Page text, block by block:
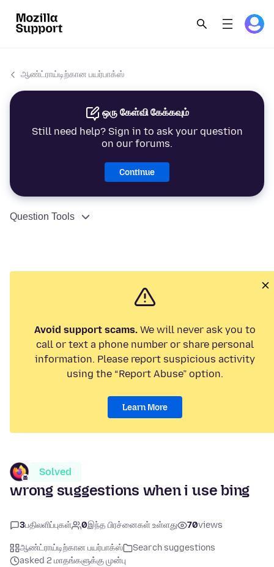
ஆண்ட்ராய்டிற்கான பயர்பாக்ஸ்
ஒரு கேள்வி கேக்கவும்
Still need help? Sign in to ask your question
on our forums.
Continue
Question Tools
Avoid support scams. We will never ask you to
call or text a phone number or share personal
information. Please report suspicious activity
using the “Report Abuse” option.
Learn More
Solved
wrong suggestions when i use bing
3பதிலளிப்புகள் 0இந்த பிரச்னைகள் உள்ளது 70views
ஆண்ட்ராய்டிற்கான பயர்பாக்ஸ்
Search suggestions
asked 2 மாதங்களுக்கு முன்பு